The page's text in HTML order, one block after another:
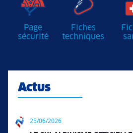
Page
sécurité
Fiches
techniques
Actus
25/06/2026